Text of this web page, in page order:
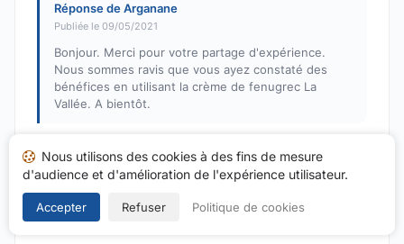
Réponse de Arganane
Publiée le 09/05/2021
Bonjour. Merci pour votre partage d'expérience.
Nous sommes ravis que vous ayez constaté des
bénéfices en utilisant la crème de fenugrec La
Vallée. A bientôt.
A
Ana Maria M.
Note : 5 sur 5
Livraison super rapide bon site je recommande
Nous utilisons des cookies à des fins de mesure
d'audience et d'amélioration de l'expérience utilisateur.
Accepter Refuser Politique de cookies